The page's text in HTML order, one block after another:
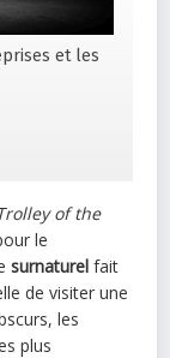
et les
of the
le
surnaturel fait
de visiter une
les
plus